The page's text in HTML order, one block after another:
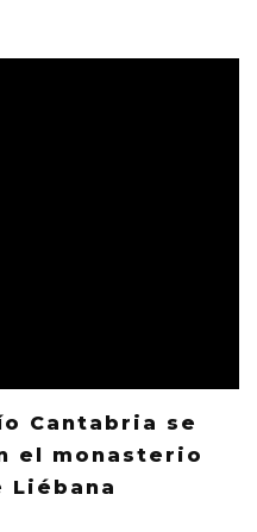
Cantabria se
el monasterio
Liébana